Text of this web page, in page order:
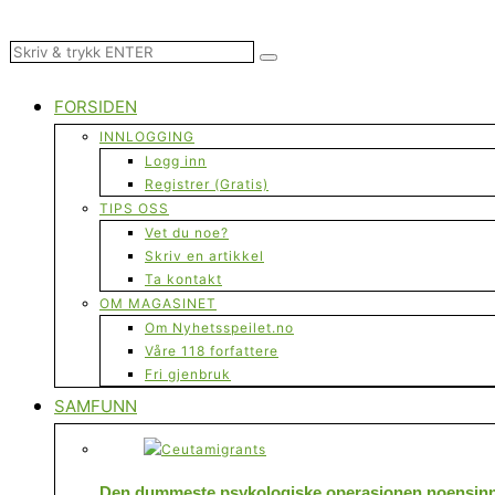
FORSIDEN
INNLOGGING
Logg inn
Registrer (Gratis)
TIPS OSS
Vet du noe?
Skriv en artikkel
Ta kontakt
OM MAGASINET
Om Nyhetsspeilet.no
Våre 118 forfattere
Fri gjenbruk
SAMFUNN